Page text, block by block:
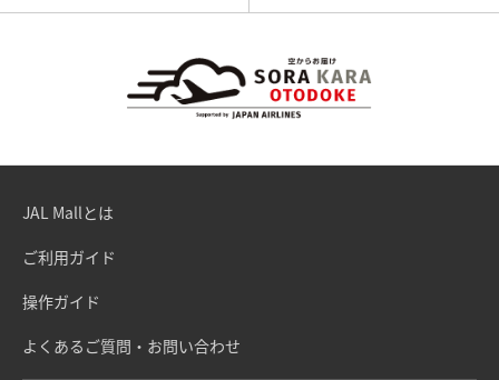
JAL Mallとは
ご利用ガイド
操作ガイド
よくあるご質問・お問い合わせ